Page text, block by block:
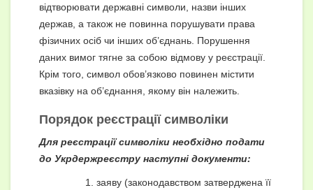
відтворювати державні символи, назви інших
держав, а також не повинна порушувати права
фізичних осіб чи інших об’єднань. Порушення
даних вимог тягне за собою відмову у реєстрації.
Крім того, символ обов’язково повинен містити
вказівку на об’єднання, якому він належить.
Порядок реєстрації символіки
Для реєстрації символіки необхідно подати
до Укрдержреєстру наступні документи:
заяву (законодавством затверджена її